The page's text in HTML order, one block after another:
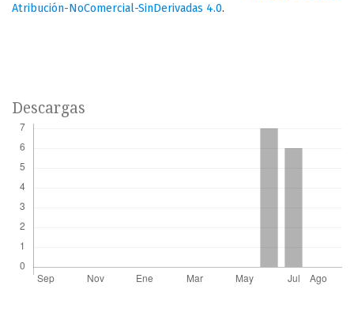
Atribución-NoComercial-SinDerivadas 4.0.
Descargas